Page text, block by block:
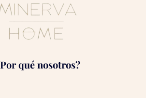
qué nosotros?